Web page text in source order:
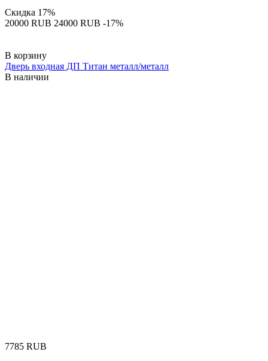
Скидка 17%
‍20000‍ RUB ‍24000‍ RUB -17%
В корзину
Дверь входная ДП Титан металл/металл
В наличии
‍7785‍ RUB